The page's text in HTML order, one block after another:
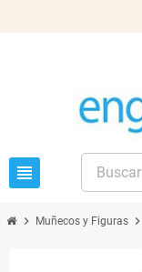
view_headline
chevron_right Muñecos y Figuras chevron_right